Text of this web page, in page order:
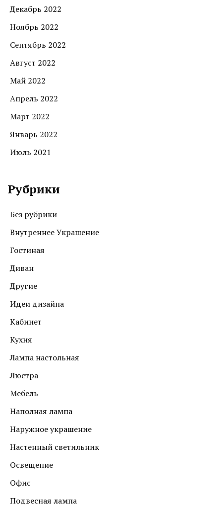
Декабрь 2022
Ноябрь 2022
Сентябрь 2022
Август 2022
Май 2022
Апрель 2022
Март 2022
Январь 2022
Июль 2021
Рубрики
Без рубрики
Внутреннее Украшение
Гостиная
Диван
Другие
Идеи дизайна
Кабинет
Кухня
Лампа настольная
Люстра
Мебель
Наполная лампа
Наружное украшение
Настенный светильник
Освещение
Офис
Подвесная лампа